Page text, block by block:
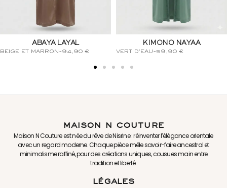
KIMONO NAYAA
NUDE- 59,90€
KIMONO NAYAA
LILAS -59,90€
maison n couture
Maison N Couture est née du rêve de Nisrine : réinventer l’élégance orientale
avec un regard moderne. Chaque pièce mêle savoir-faire ancestral et
minimalisme raffiné, pour des créations uniques, cousues main entre
tradition et liberté.
légales